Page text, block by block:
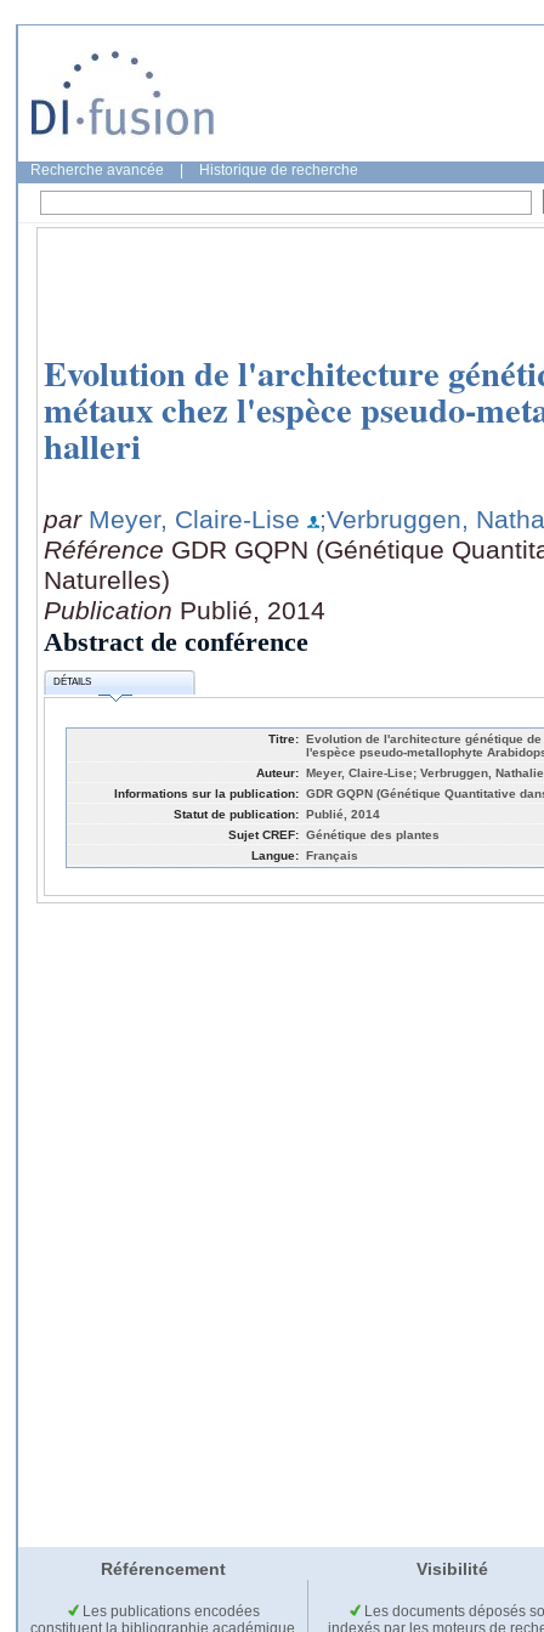
Recherche avancée Historique de recherche
Evolution de l'architecture
métaux chez l'espèce pseudo-
halleri
par Meyer, Claire-Lise
;Verbruggen,
Référence GDR GQPN (Génétique
Naturelles)
Publication Publié, 2014
Abstract de conférence
DÉTAILS
Titre: Evolution de l'architecture génétique
l'espèce pseudo-metallophyte
Auteur: Meyer, Claire-Lise; Verbruggen, Nathalie
Informations sur la publication: GDR GQPN (Génétique Quantitative
Statut de publication: Publié, 2014
Sujet CREF: Génétique des plantes
Langue: Français
Référencement Visibilité
Les publications encodées
Les documents déposés